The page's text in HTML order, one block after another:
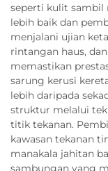
seperti kulit sambil
lebih baik dan
menjalani ujian
rintangan haus,
memastikan
sarung kerusi
lebih daripada
struktur melalui
titik tekanan.
kawasan tekanan
manakala jahitan
sambungan yang